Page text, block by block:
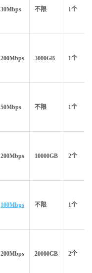
30Mbps 不限 1个
200Mbps 3000GB 1个
50Mbps 不限 1个
200Mbps 10000GB 2个
100Mbps 不限 1个
200Mbps 20000GB 2个